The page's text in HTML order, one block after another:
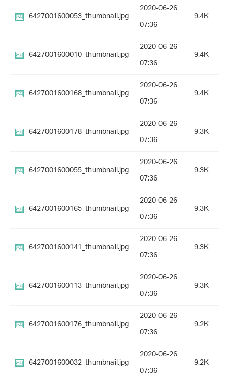
6427001600053_thumbnail.jpg
2020-06-26
07:36
9.4K
6427001600010_thumbnail.jpg
2020-06-26
07:36
9.4K
6427001600168_thumbnail.jpg
2020-06-26
07:36
9.4K
6427001600178_thumbnail.jpg
2020-06-26
07:36
9.3K
6427001600055_thumbnail.jpg
2020-06-26
07:36
9.3K
6427001600165_thumbnail.jpg
2020-06-26
07:36
9.3K
6427001600141_thumbnail.jpg
2020-06-26
07:36
9.3K
6427001600113_thumbnail.jpg
2020-06-26
07:36
9.3K
6427001600176_thumbnail.jpg
2020-06-26
07:36
9.2K
6427001600032_thumbnail.jpg
2020-06-26
07:36
9.2K